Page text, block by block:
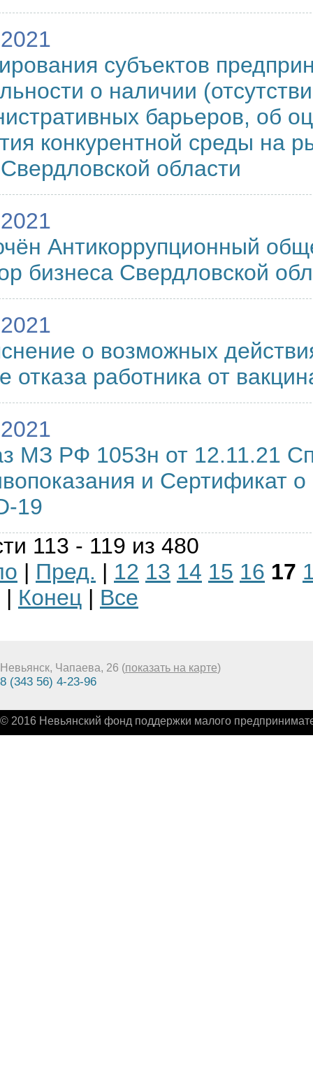
субъектов
о наличии
барьеров, об
конкурентной среды на
области
Антикоррупционный
бизнеса Свердловской
о возможных
отказа работника от
МЗ РФ 1053н от 12.11.21
и Сертификат о
19
113 - 119 из 480
| Пред. | 12 13 14 15 16 17
| Конец | Все
Невьянск, Чапаева, 26 (показать на карте)
8 (343 56) 4-23-96
© 2016 Невьянский фонд поддержки малого